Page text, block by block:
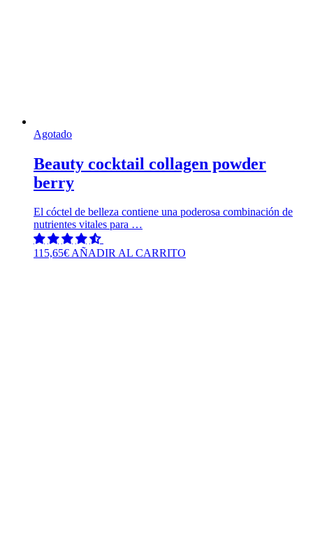
Agotado
Beauty cocktail collagen powder
berry
El cóctel de belleza contiene una poderosa combinación de
nutrientes vitales para …
115,65€AÑADIR AL CARRITO